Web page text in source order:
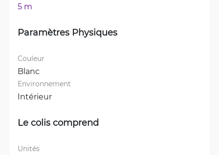
5 m
Paramètres Physiques
Couleur
Blanc
Environnement
Intérieur
Le colis comprend
Unités